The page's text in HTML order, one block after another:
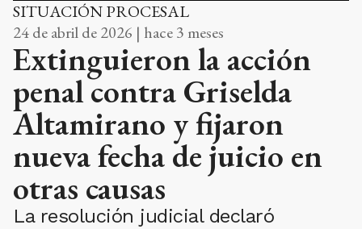
SITUACIÓN PROCESAL
24 de abril de 2026 | hace 3 meses
Extinguieron la acción
penal contra Griselda
Altamirano y fijaron
nueva fecha de juicio en
otras causas
La resolución judicial declaró